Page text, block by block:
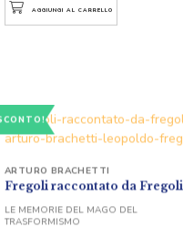
AGGIUNGI AL CARRELLO
Fregoli raccontato da Fregoli
ARTURO BRACHETTI
LE MEMORIE DEL MAGO DEL
TRASFORMISMO